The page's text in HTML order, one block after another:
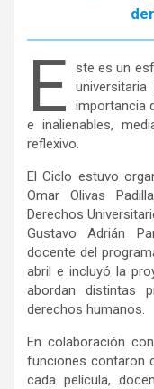
E
ste es un
importancia
e inalienables,
reflexivo.
El Ciclo estuvo
Omar Olivas
Derechos
Gustavo Adrián
docente del
abril e incluyó la
abordan distintas
derechos humanos.
En colaboración
funciones contaron
cada película,